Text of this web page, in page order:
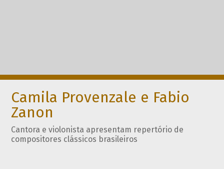
Camila Provenzale e Fabio
Zanon
Cantora e violonista apresentam repertório de
compositores clássicos brasileiros